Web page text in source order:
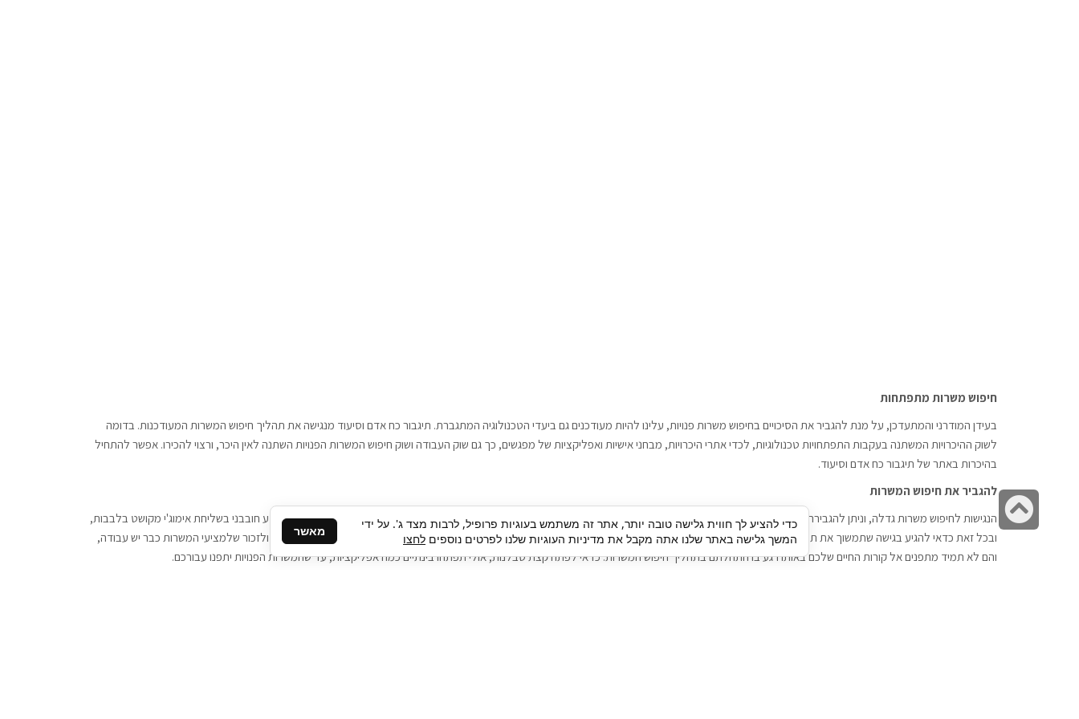
חיפוש משרות מתפתחות
בעידן המודרני והמתעדכן, על מנת להגביר את הסיכויים בחיפוש משרות פנויות, עלינו להיות מעודכנים גם ביעדי הטכנולוגיה המתגברת. תיגבור כח אדם וסיעוד מנגישה את תהליך חיפוש המשרות המעודכנות. בדומה
לשוק ההיכרויות המשתנה בעקבות התפתחויות טכנולוגיות, לכדי אתרי היכרויות, מבחני אישיות ואפליקציות של מפגשים, כך גם שוק העבודה ושוק חיפוש המשרות הפנויות השתנה לאין היכר, ורצוי להכירו. אפשר להתחיל
בהיכרות באתר של תיגבור כח אדם וסיעוד.
להגביר את חיפוש המשרות
הנגישות לחיפוש משרות גדלה, וניתן להגבירה דרך חברות השמה כתיגבור כח אדם וסיעוד. על מנת להגיע אל הדייט המקצועי הגדול, הלא הוא ראיון עבודה, יש צורך ביותר מידע חובבני בשליחת אימוג'י מקושט בלבבות,
ובכל זאת כדאי להגיע בגישה שתמשוך את תשומת הלב וגם כאן תיגבור כח אדם וסיעוד תוכל להועיל. כדאי להתאזר בסבלנות בתהליך חיפוש משרות בעידן המסרים המידיים, ולזכור שלמציעי המשרות כבר יש עבודה,
והם לא תמיד מתפנים אל קורות החיים שלכם באותו רגע בו התחלתם בתהליך חיפוש המשרות. כדאי לפתח קצת סבלנות, אולי תפתחו בינתיים כמה אפליקציות, עד שהמשרות הפנויות יתפנו עבורכם.
גלילה
לראש
העמוד
כדי להציע לך חווית גלישה טובה יותר, אתר זה משתמש בעוגיות פרופיל, לרבות מצד ג'. על ידי
המשך גלישה באתר שלנו אתה מקבל את מדיניות העוגיות שלנו לפרטים נוספים לחצו
מאשר